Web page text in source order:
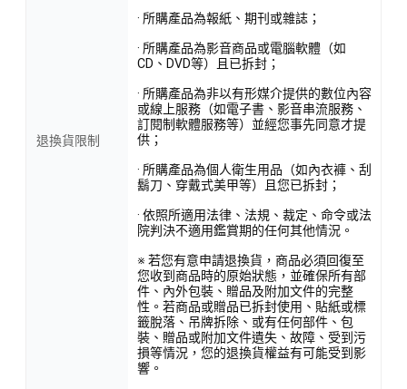
退換貨限制
· 所購產品為報紙、期刊或雜誌；
· 所購產品為影音商品或電腦軟體（如
CD、DVD等）且已拆封；
· 所購產品為非以有形媒介提供的數位內容
或線上服務（如電子書、影音串流服務、
訂閱制軟體服務等）並經您事先同意才提
供；
· 所購產品為個人衛生用品（如內衣褲、刮
鬍刀、穿戴式美甲等）且您已拆封；
· 依照所適用法律、法規、裁定、命令或法
院判決不適用鑑賞期的任何其他情況。
※ 若您有意申請退換貨，商品必須回復至
您收到商品時的原始狀態，並確保所有部
件、內外包裝、贈品及附加文件的完整
性。若商品或贈品已拆封使用、貼紙或標
籤脫落、吊牌拆除、或有任何部件、包
裝、贈品或附加文件遺失、故障、受到污
損等情況，您的退換貨權益有可能受到影
響。